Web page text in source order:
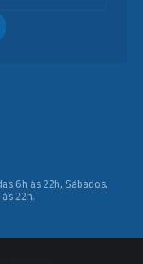
6h às 22h, Sábados,
22h.